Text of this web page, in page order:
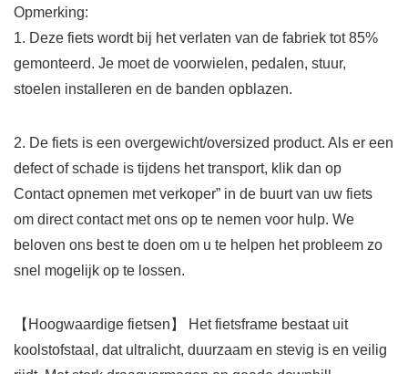
Opmerking:
1. Deze fiets wordt bij het verlaten van de fabriek tot 85%
gemonteerd. Je moet de voorwielen, pedalen, stuur,
stoelen installeren en de banden opblazen.
2. De fiets is een overgewicht/oversized product. Als er een
defect of schade is tijdens het transport, klik dan op
Contact opnemen met verkoper” in de buurt van uw fiets
om direct contact met ons op te nemen voor hulp. We
beloven ons best te doen om u te helpen het probleem zo
snel mogelijk op te lossen.
【Hoogwaardige fietsen】 Het fietsframe bestaat uit
koolstofstaal, dat ultralicht, duurzaam en stevig is en veilig